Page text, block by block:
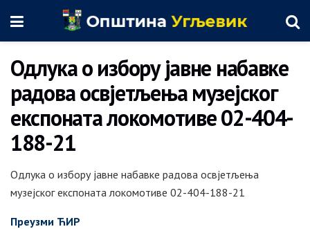
Одлука о избору јавне набавке
радова освјетљења музејског
експоната локомотиве 02-404-
188-21
Одлука о избору јавне набавке радова освјетљења
музејског експоната локомотиве 02-404-188-21
Преузми ЋИР